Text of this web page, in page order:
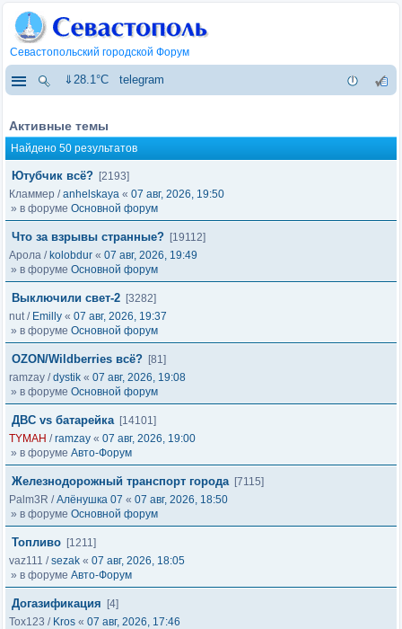
Севастопольский городской Форум
⇓28.1°C telegram
Активные темы
Найдено 50 результатов
Ютубчик всё? [2193]
Кламмер /anhelskaya « 07 авг, 2026, 19:50
» в форуме Основной форум
Что за взрывы странные? [19112]
Арола / kolobdur « 07 авг, 2026, 19:49
» в форуме Основной форум
Выключили свет-2 [3282]
nut/ Emilly « 07 авг, 2026, 19:37
» в форуме Основной форум
OZON/Wildberries всё? [81]
ramzay /dystik « 07 авг, 2026, 19:08
» в форуме Основной форум
ДВС vs батарейка [14101]
TYMAH /ramzay « 07 авг, 2026, 19:00
» в форуме Авто-Форум
Железнодорожный транспорт города [7115]
Palm3R /Алёнушка 07 « 07 авг, 2026, 18:50
» в форуме Основной форум
Топливо [1211]
vaz111 /sezak « 07 авг, 2026, 18:05
» в форуме Авто-Форум
Догазификация
[4]
Tox123 / Kros « 07 авг, 2026, 17:46